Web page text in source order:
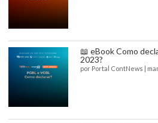
📖 eBook Como
2023?
por Portal ContNews |